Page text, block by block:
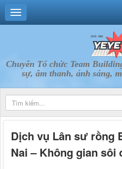
Chuyên Tổ chức Team
sự, âm thanh, ánh sáng,
Dịch vụ Lân sư rồng
Nai – Không gian sôi